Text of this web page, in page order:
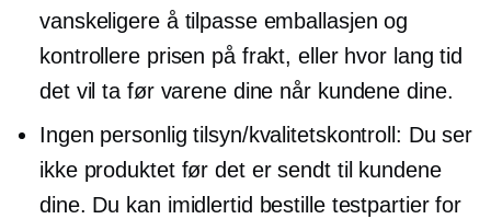
vanskeligere å tilpasse emballasjen og
kontrollere prisen på frakt, eller hvor lang tid
det vil ta før varene dine når kundene dine.
Ingen personlig tilsyn/kvalitetskontroll: Du ser
ikke produktet før det er sendt til kundene
dine. Du kan imidlertid bestille testpartier for